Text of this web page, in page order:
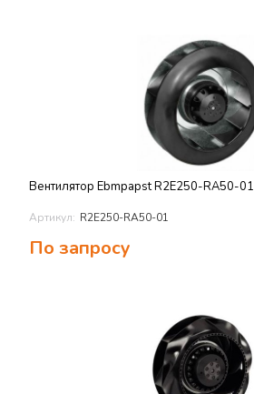
Вентилятор Ebmpapst R2E250-RA50-01
Артикул: R2E250-RA50-01
По запросу